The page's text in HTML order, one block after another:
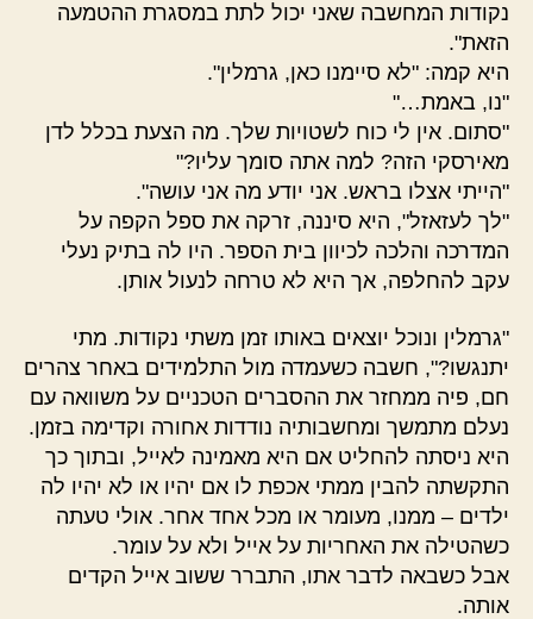
נקודות המחשבה שאני יכול לתת במסגרת ההטמעה
הזאת".
היא קמה: "לא סיימנו כאן, גרמלין".
"נו, באמת…"
"סתום. אין לי כוח לשטויות שלך. מה הצעת בכלל לדן
מאירסקי הזה? למה אתה סומך עליו?"
"הייתי אצלו בראש. אני יודע מה אני עושה".
"לך לעזאזל", היא סיננה, זרקה את ספל הקפה על
המדרכה והלכה לכיוון בית הספר. היו לה בתיק נעלי
עקב להחלפה, אך היא לא טרחה לנעול אותן.
"גרמלין ונוכל יוצאים באותו זמן משתי נקודות. מתי
יתנגשו?", חשבה כשעמדה מול התלמידים באחר צהרים
חם, פיה ממחזר את ההסברים הטכניים על משוואה עם
נעלם מתמשך ומחשבותיה נודדות אחורה וקדימה בזמן.
היא ניסתה להחליט אם היא מאמינה לאייל, ובתוך כך
התקשתה להבין ממתי אכפת לו אם יהיו או לא יהיו לה
ילדים – ממנו, מעומר או מכל אחד אחר. אולי טעתה
כשהטילה את האחריות על אייל ולא על עומר.
אבל כשבאה לדבר אתו, התברר ששוב אייל הקדים
אותה.